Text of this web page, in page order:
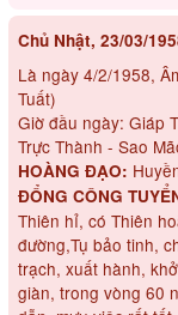
Chủ Nhật, 23/03/
Là ngày 4/2/1958,
Tuất)
Giờ đầu ngày: Giáp
Trực Thành - Sao
HOÀNG ĐẠO:
ĐỔNG CÔNG
Thiên hỉ, có Thiên
đường,Tụ bảo tinh,
trạch, xuất hành,
giàn, trong vòng 60